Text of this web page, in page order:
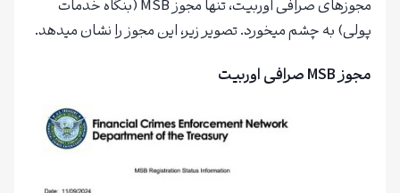
مجوزهای صرافی اوربیت، تنها مجوز MSB (بنگاه خدمات
پولی) به چشم میخورد. تصویر زیر، این مجوز را نشان میدهد.
مجوزMSBصرافی اوربیت